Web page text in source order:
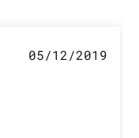
05/12/2019